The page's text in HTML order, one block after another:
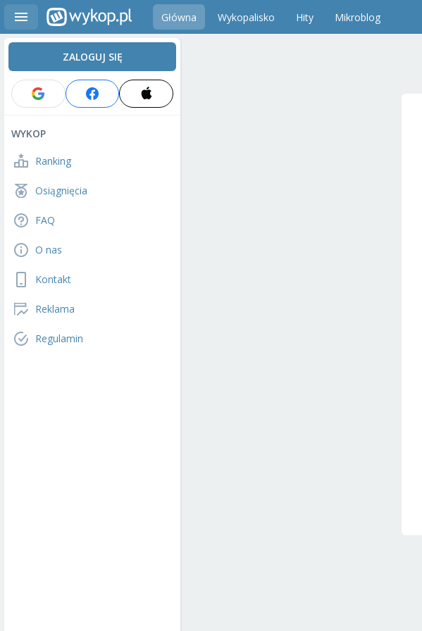
Główna Wykopalisko Hity Mikroblog
ZALOGUJ SIĘ
WYKOP
Ranking
Osiągnięcia
FAQ
O nas
Kontakt
Reklama
Regulamin